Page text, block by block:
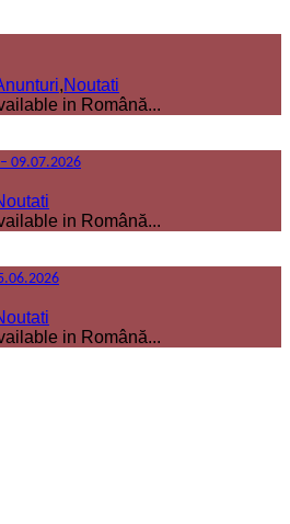
,Noutati
in Română...
09.07.2026
in Română...
in Română...